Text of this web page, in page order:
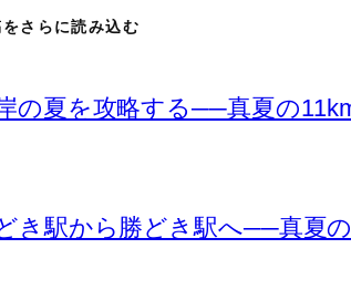
さらに読み込む
の夏を攻略する──真夏の
き駅から勝どき駅へ──真夏